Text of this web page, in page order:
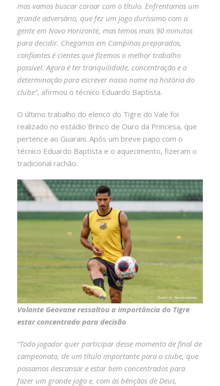
mas vamos buscar coroar com o título. Enfrentamos um
grande adversário, que fez um jogo duríssimo com a
gente em Novo Horizonte, mas temos mais 90 minutos
para decidir. Chegamos em Campinas preparados,
confiantes é cientes que fizemos o melhor trabalho
possível. Agora é ter tranquilidade, concentração e a
determinação para escrever nosso nome na história do
clube”, afirmou o técnico Eduardo Baptista.
O último trabalho do elenco do Tigre do Vale foi
realizado no estádio Brinco de Ouro da Princesa, que
pertence ao Guarani. Após um breve papo com o
técnico Eduardo Baptista e o aquecimento, fizeram o
tradicional rachão.
Volante Geovane ressaltou a importância do Tigre
estar concentrado para decisão
“Todo jogador quer participar desse momento de final de
campeonato, de um título importante para o clube, que
possamos descansar e estar bem concentrados para
fazer um grande jogo e, com às bênçãos de Deus,